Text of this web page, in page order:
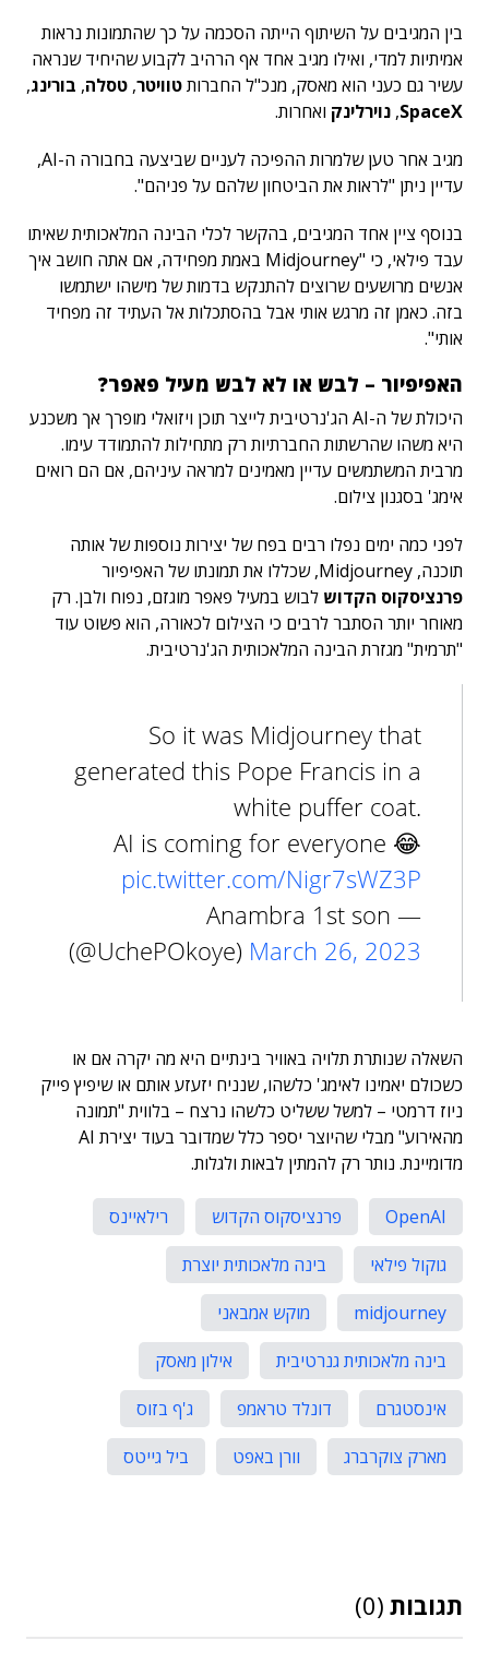
בין המגיבים על השיתוף הייתה הסכמה על כך שהתמונות נראות
אמיתיות למדי, ואילו מגיב אחד אף הרהיב לקבוע שהיחיד שנראה
עשיר גם כעני הוא מאסק, מנכ"ל החברותטוויטר, טסלה, בורינג,
SpaceX
, נוירלינק ואחרות.
מגיב אחר טען שלמרות ההפיכה לעניים שביצעה בחבורה ה-AI,
עדיין ניתן "לראות את הביטחון שלהם על פניהם".
בנוסף ציין אחד המגיבים, בהקשר לכלי הבינה המלאכותית שאיתו
עבד פילאי, כי "Midjourney באמת מפחידה, אם אתה חושב איך
אנשים מרושעים שרוצים להתנקש בדמות של מישהו ישתמשו
בזה. כאמן זה מרגש אותי אבל בהסתכלות אל העתיד זה מפחיד
אותי".
האפיפיור – לבש או לא לבש מעיל פאפר?
היכולת של ה-AI הג'נרטיבית לייצר תוכן ויזואלי מופרך אך משכנע
היא משהו שהרשתות החברתיות רק מתחילות להתמודד עימו.
מרבית המשתמשים עדיין מאמינים למראה עיניהם, אם הם רואים
אימג' בסגנון צילום.
לפני כמה ימים נפלו רבים בפח של יצירות נוספות של אותה
תוכנה, Midjourney, שכללו את תמונתו של האפיפיור
פרנציסקוס הקדוש לבוש במעיל פאפר מוגזם, נפוח ולבן. רק
מאוחר יותר הסתבר לרבים כי הצילום לכאורה, הוא פשוט עוד
"תרמית" מגזרת הבינה המלאכותית הג'נרטיבית.
So it was Midjourney that
generated this Pope Francis in a
white puffer coat.
AI is coming for everyone 😂
pic.twitter.com/Nigr7sWZ3P
— Anambra 1st son
(@UchePOkoye) March 26, 2023
השאלה שנותרת תלויה באוויר בינתיים היא מה יקרה אם או
כשכולם יאמינו לאימג' כלשהו, שנניח יזעזע אותם או שיפיץ פייק
ניוז דרמטי – למשל ששליט כלשהו נרצח – בלווית "תמונה
מהאירוע" מבלי שהיוצר יספר כלל שמדובר בעוד יצירת AI
מדומיינת. נותר רק להמתין לבאות ולגלות.
OpenAI פרנציסקוס הקדוש
רילאיינס
גוקול פילאי
בינה מלאכותית יוצרת
midjourney
מוקש אמבאני
בינה מלאכותית גנרטיבית
אילון מאסק
אינסטגרם
דונלד טראמפ
ג'ף בזוס
מארק צוקרברג
וורן באפט ביל גייטס
תגובות (0)